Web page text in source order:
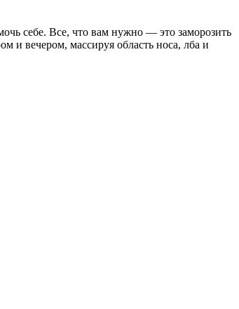
себе. Все, что вам нужно — это заморозить
и вечером, массируя область носа, лба и